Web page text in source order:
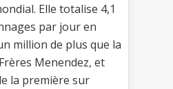
Elle totalise 4,1
par jour en
million de plus que la
Menendez, et
la première sur